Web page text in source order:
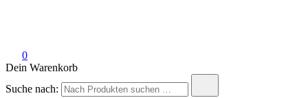
0
Dein Warenkorb
Suche nach: